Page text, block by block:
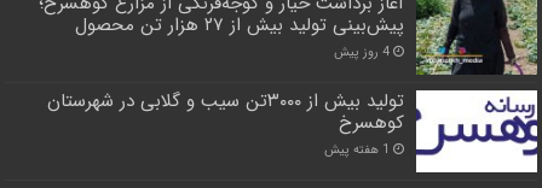
پیش‌بینی تولید بیش از ۲۷ هزار تن محصول
4 روز پیش
تولید بیش از ۳۰۰۰تن سیب و گلابی در شهرستان
کوهسرخ
1 هفته پیش